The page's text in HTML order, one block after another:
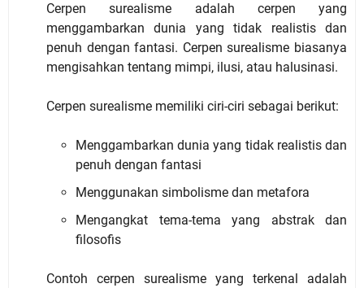
Cerpen surealisme adalah cerpen yang
menggambarkan dunia yang tidak realistis dan
penuh dengan fantasi. Cerpen surealisme biasanya
mengisahkan tentang mimpi, ilusi, atau halusinasi.
Cerpen surealisme memiliki ciri-ciri sebagai berikut:
Menggambarkan dunia yang tidak realistis dan
penuh dengan fantasi
Menggunakan simbolisme dan metafora
Mengangkat tema-tema yang abstrak dan
filosofis
Contoh cerpen surealisme yang terkenal adalah